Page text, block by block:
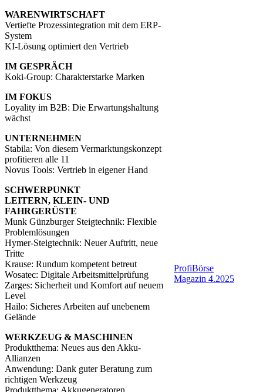
WARENWIRTSCHAFT
Vertiefte Prozessintegration mit dem ERP-
System
KI-Lösung optimiert den Vertrieb
IM GESPRÄCH
Koki-Group: Charakterstarke Marken
IM FOKUS
Loyality im B2B: Die Erwartungshaltung
wächst
UNTERNEHMEN
Stabila: Von diesem Vermarktungskonzept
profitieren alle 11
Novus Tools: Vertrieb in eigener Hand
SCHWERPUNKT
LEITERN, KLEIN- UND
FAHRGERÜSTE
Munk Günzburger Steigtechnik: Flexible
Problemlösungen
Hymer-Steigtechnik: Neuer Auftritt, neue
Tritte
Krause: Rundum kompetent betreut
Wosatec: Digitale Arbeitsmittelprüfung
Zarges: Sicherheit und Komfort auf neuem
Level
Hailo: Sicheres Arbeiten auf unebenem
Gelände
WERKZEUG & MASCHINEN
Produktthema: Neues aus den Akku-
Allianzen
Anwendung: Dank guter Beratung zum
richtigen Werkzeug
Produktthema: Akkugeneratoren
ProfiBörse
Magazin 4.2025